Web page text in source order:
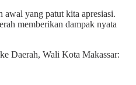
awal yang patut kita apresiasi.
memberikan dampak nyata
Daerah, Wali Kota Makassar: